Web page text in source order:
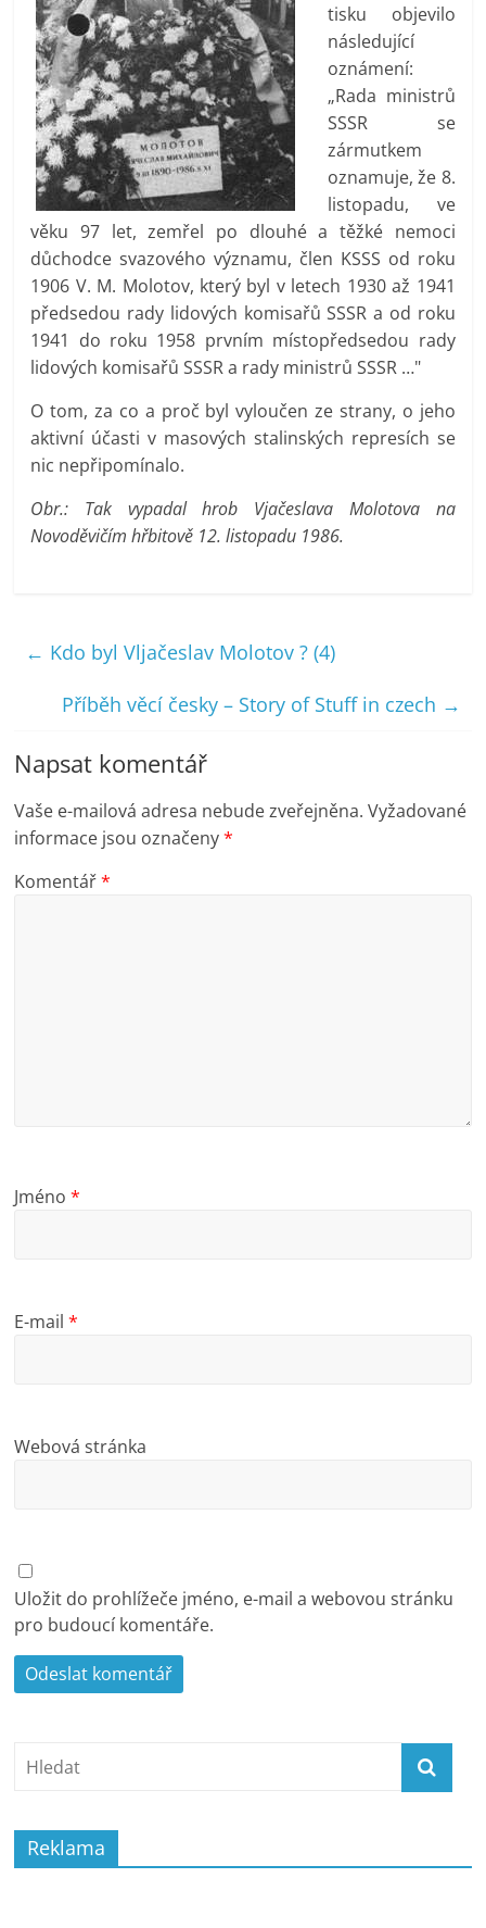
tisku objevilo
následující
oznámení:
„Rada ministrů
SSSR se
zármutkem
oznamuje, že 8.
listopadu, ve
věku 97 let, zemřel po dlouhé a těžké nemoci
důchodce svazového významu, člen KSSS od roku
1906 V. M. Molotov, který byl v letech 1930 až 1941
předsedou rady lidových komisařů SSSR a od roku
1941 do roku 1958 prvním místopředsedou rady
lidových komisařů SSSR a rady ministrů SSSR …"
O tom, za co a proč byl vyloučen ze strany, o jeho
aktivní účasti v masových stalinských represích se
nic nepřipomínalo.
Obr.: Tak vypadal hrob Vjačeslava Molotova na
Novoděvičím hřbitově 12. listopadu 1986.
← Kdo byl Vljačeslav Molotov ? (4)
Příběh věcí česky – Story of Stuff in czech →
Napsat komentář
Vaše e-mailová adresa nebude zveřejněna. Vyžadované
informace jsou označeny*
Komentář*
Jméno*
E-mail*
Webová stránka
Uložit do prohlížeče jméno, e-mail a webovou stránku
pro budoucí komentáře.
Reklama